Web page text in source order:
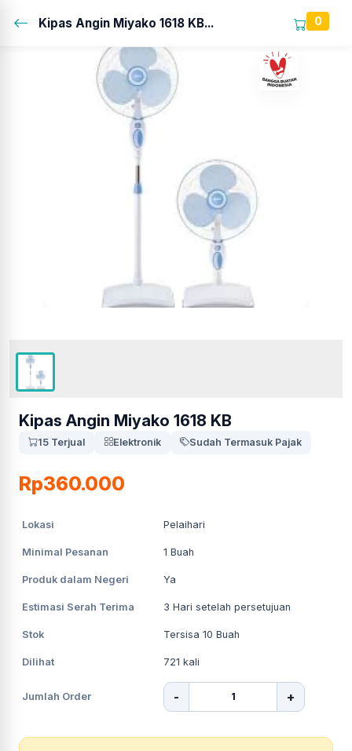
Kipas Angin Miyako 1618 KB... 0
Kipas Angin Miyako 1618 KB
15 Terjual Elektronik Sudah Termasuk Pajak
Rp360.000
Lokasi Pelaihari
Minimal Pesanan 1 Buah
Produk dalam Negeri Ya
Estimasi Serah Terima 3 Hari setelah persetujuan
Stok Tersisa 10 Buah
Dilihat 721 kali
Jumlah Order - +